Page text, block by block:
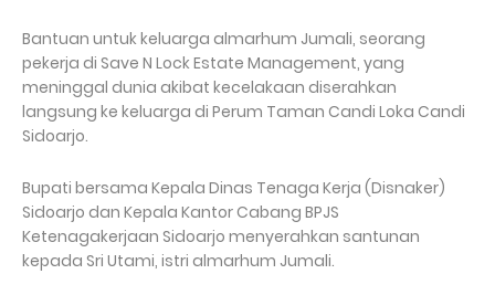
Bantuan untuk keluarga almarhum Jumali, seorang
pekerja di Save N Lock Estate Management, yang
meninggal dunia akibat kecelakaan diserahkan
langsung ke keluarga di Perum Taman Candi Loka Candi
Sidoarjo.
Bupati bersama Kepala Dinas Tenaga Kerja (Disnaker)
Sidoarjo dan Kepala Kantor Cabang BPJS
Ketenagakerjaan Sidoarjo menyerahkan santunan
kepada Sri Utami, istri almarhum Jumali.